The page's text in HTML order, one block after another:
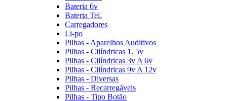
Bateria 6v
Bateria Tel.
Carregadores
Li-po
Pilhas - Aparelhos Auditivos
Pilhas - Cilíndricas 1. 5v
Pilhas - Cilíndricas 3v A 6v
Pilhas - Cilíndricas 9v A 12v
Pilhas - Diversas
Pilhas - Recarregáveis
Pilhas - Tipo Botão